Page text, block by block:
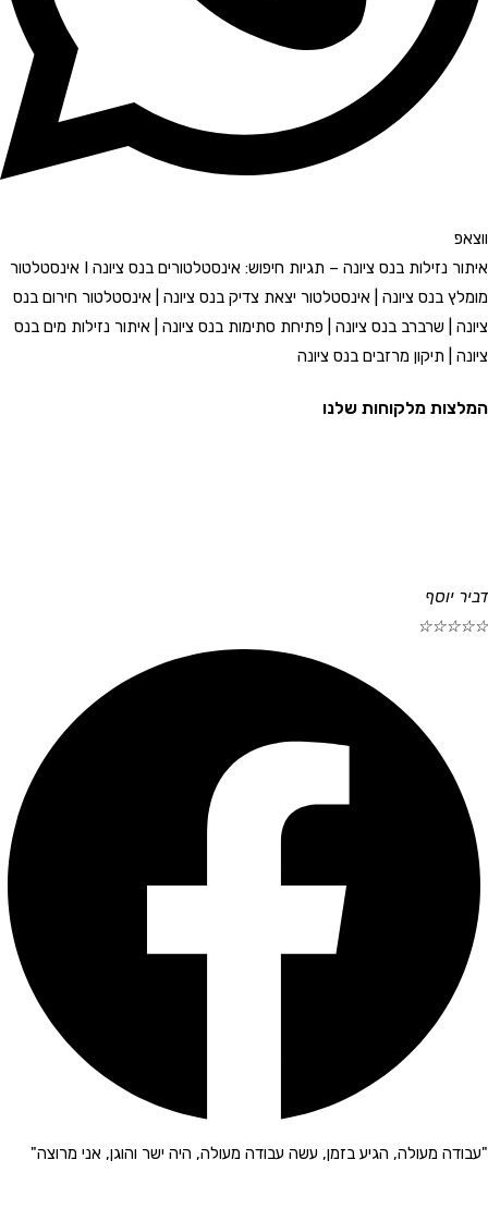
ווצאפ
איתור נזילות בנס ציונה – תגיות חיפוש: אינסטלטורים בנס ציונה I אינסטלטור
מומלץ בנס ציונה | אינסטלטור יצאת צדיק בנס ציונה | אינסטלטור חירום בנס
ציונה | שרברב בנס ציונה | פתיחת סתימות בנס ציונה | איתור נזילות מים בנס
ציונה | תיקון מרזבים בנס ציונה
המלצות מלקוחות שלנו
דביר יוסף
☆
☆
☆
☆
☆
"עבודה מעולה, הגיע בזמן, עשה עבודה מעולה, היה ישר והוגן, אני מרוצה"